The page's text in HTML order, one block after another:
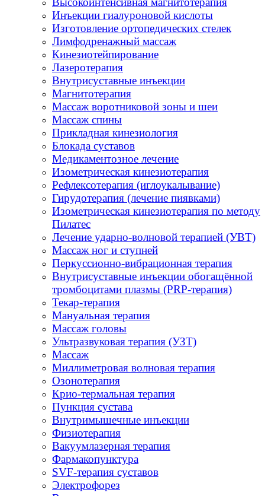
Инъекции гиалуроновой кислоты
Изготовление ортопедических стелек
Лимфодренажный массаж
Кинезиотейпирование
Лазеротерапия
Внутрисуставные инъекции
Магнитотерапия
Массаж воротниковой зоны и шеи
Массаж спины
Прикладная кинезиология
Блокада суставов
Медикаментозное лечение
Изометрическая кинезиотерапия
Рефлексотерапия (иглоукалывание)
Гирудотерапия (лечение пиявками)
Изометрическая кинезиотерапия по методу
Пилатес
Лечение ударно-волновой терапией (УВТ)
Массаж ног и ступней
Перкуссионно-вибрационная терапия
Внутрисуставные инъекции обогащённой
тромбоцитами плазмы (PRP-терапия)
Текар-терапия
Мануальная терапия
Массаж головы
Ультразвуковая терапия (УЗТ)
Массаж
Миллиметровая волновая терапия
Озонотерапия
Крио-термальная терапия
Пункция сустава
Внутримышечные инъекции
Физиотерапия
Вакуумлазерная терапия
Фармакопунктура
SVF-терапия суставов
Электрофорез